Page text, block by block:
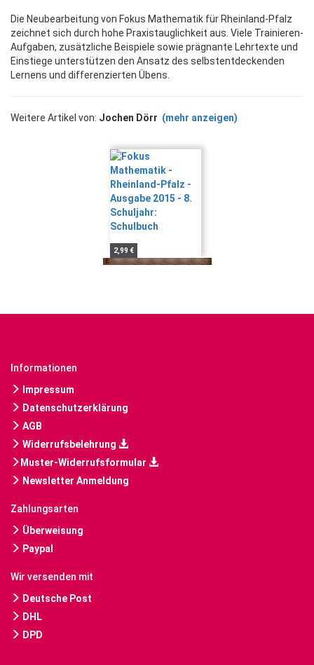
Die Neubearbeitung von Fokus Mathematik für Rheinland-Pfalz
zeichnet sich durch hohe Praxistauglichkeit aus. Viele Trainieren-
Aufgaben, zusätzliche Beispiele sowie prägnante Lehrtexte und
Einstiege unterstützen den Ansatz des selbstentdeckenden
Lernens und differenzierten Übens.
Weitere Artikel von: Jochen Dörr (mehr anzeigen)
2,99 €
Informationen
Impressum
Datenschutzerklärung
AGB
Widerrufsbelehrung
Muster-Widerrufsformular
Newsletter Anmeldung
Zahlungsarten
Überweisung
Paypal
Wir versenden mit
Deutsche Post
DHL
DPD